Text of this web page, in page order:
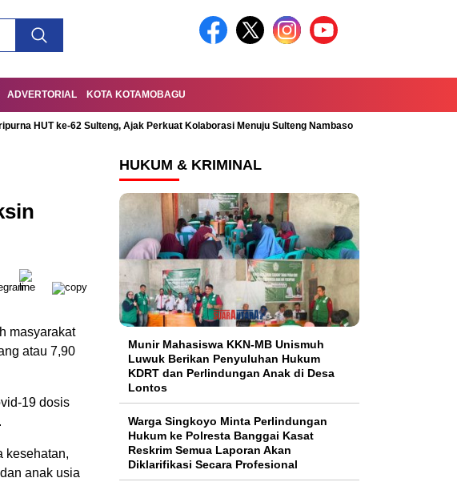
ADVERTORIAL KOTA KOTAMOBAGU
HUT ke-62 Sulteng, Ajak Perkuat Kolaborasi Menuju Sulteng Nambaso
masyarakat
atau 7,90
19 dosis
kesehatan,
anak usia
HUKUM & KRIMINAL
Munir Mahasiswa KKN-MB Unismuh
Luwuk Berikan Penyuluhan Hukum
KDRT dan Perlindungan Anak di Desa
Lontos
Warga Singkoyo Minta Perlindungan
Hukum ke Polresta Banggai Kasat
Reskrim Semua Laporan Akan
Diklarifikasi Secara Profesional